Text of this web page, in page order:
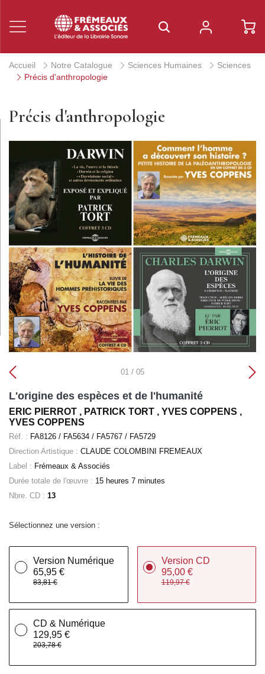
Accueil Notre Catalogue Sciences Humaines
Sciences
Précis d'anthropologie
Précis d'anthropologie
01 / 05
L'origine des espèces et de l'humanité
ERIC PIERROT , PATRICK TORT , YVES COPPENS ,
YVES COPPENS
Réf. : FA8126 / FA5634 / FA5767 / FA5729
Direction Artistique : CLAUDE COLOMBINI FREMEAUX
Label : Frémeaux & Associés
Durée totale de l'œuvre : 15 heures 7 minutes
Nbre. CD : 13
Sélectionnez une version :
Version Numérique
65,95 €
83,81 €
Version CD
95,00 €
119,97 €
CD & Numérique
129,95 €
203,78 €